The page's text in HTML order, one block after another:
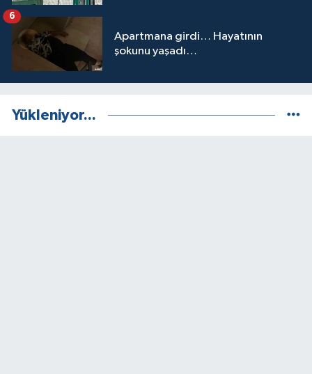
Apartmana girdi… Hayatının
şokunu yaşadı…
6
Yükleniyor...